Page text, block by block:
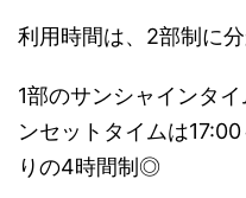
利用時間は、2部制に分
1部のサンシャインタ
ンセットタイムは
りの4時間制◎